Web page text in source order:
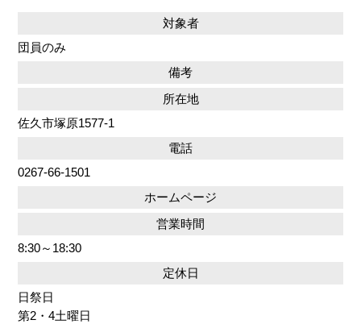
対象者
団員のみ
備考
所在地
佐久市塚原1577-1
電話
0267-66-1501
ホームページ
営業時間
8:30～18:30
定休日
日祭日
第2・4土曜日